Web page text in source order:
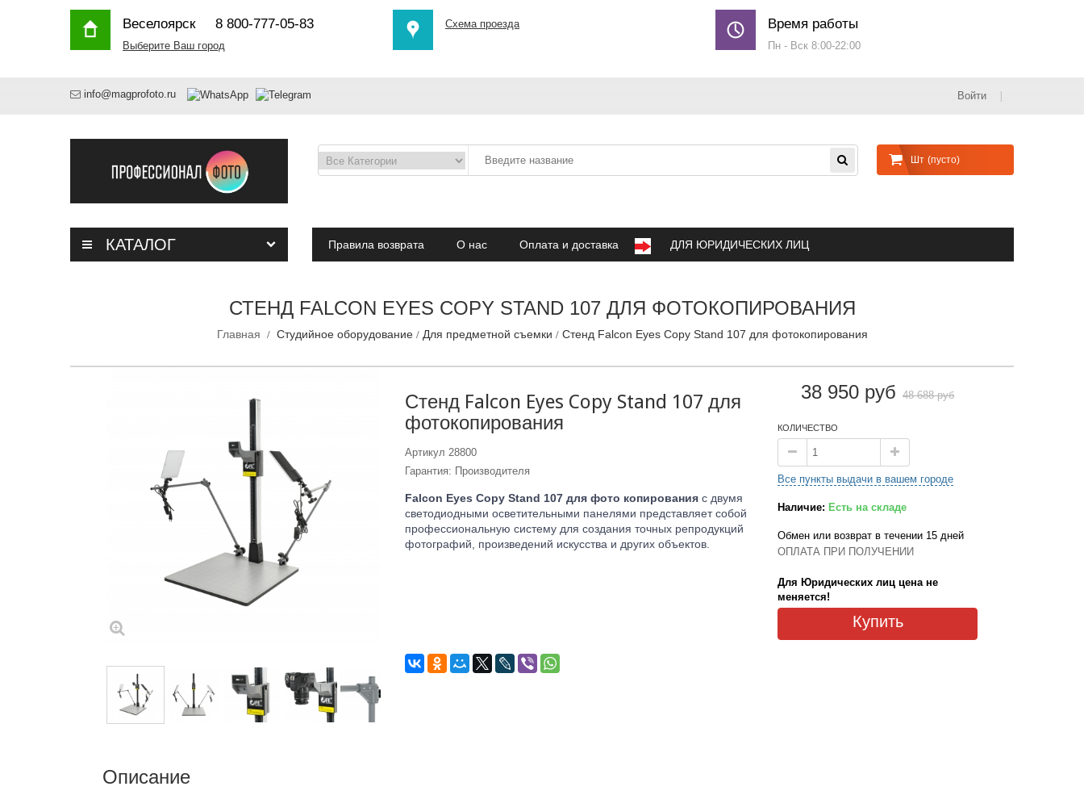
Веселоярск8 800-777-05-83
Выберите Ваш город
Схема проезда Время работы
Пн - Вск 8:00-22:00
info@magprofoto.ru Войти
Шт (пусто)
КАТАЛОГ Правила возврата О нас Оплата и доставка ДЛЯ ЮРИДИЧЕСКИХ ЛИЦ
СТЕНД FALCON EYES COPY STAND 107 ДЛЯ ФОТОКОПИРОВАНИЯ
Главная Студийное оборудование Для предметной съемки Стенд Falcon Eyes Copy Stand 107 для фотокопирования
Стенд Falcon Eyes Copy Stand 107 для
фотокопирования
Артикул 28800
Гарантия: Производителя
Falcon Eyes Copy Stand 107 для фото копирования с двумя
светодиодными осветительными панелями представляет собой
профессиональную систему для создания точных репродукций
фотографий, произведений искусства и других объектов.
38 950 руб 48 688 руб
КОЛИЧЕСТВО
Все пункты выдачи в вашем городе
Наличие: Есть на складе
Обмен или возврат в течении 15 дней
ОПЛАТА ПРИ ПОЛУЧЕНИИ
Для Юридических лиц цена не
меняется!
Купить
Описание